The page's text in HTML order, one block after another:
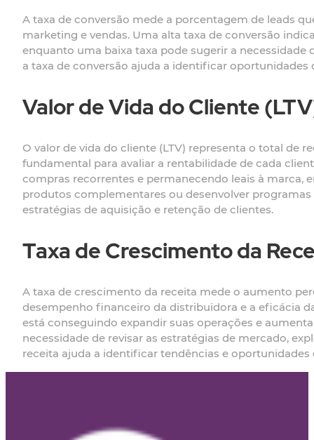
A taxa de conversão mede a porcentagem de leads
marketing e vendas. Uma alta taxa de conversão
enquanto uma baixa taxa pode sugerir a
a taxa de conversão ajuda a identificar
Valor de Vida do Cliente
O valor de vida do cliente (LTV) representa o total de
fundamental para avaliar a rentabilidade de cada
compras recorrentes e permanecendo leais à marca,
produtos complementares ou desenvolver
estratégias de aquisição e retenção de clientes.
Taxa de Crescimento da
A taxa de crescimento da receita mede o aumento
desempenho financeiro da distribuidora e a eficácia
está conseguindo expandir suas operações e
necessidade de revisar as estratégias de mercado,
receita ajuda a identificar tendências e oportunidades